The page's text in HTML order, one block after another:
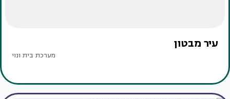
עיר מבטון
מערכת בית ונוי